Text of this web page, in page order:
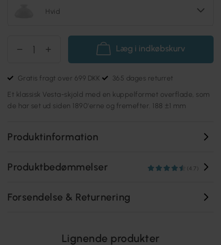
Hvid
Læg i indkøbskurv
Gratis fragt over 699 DKK 365 dages returret
Et klassisk Vesta-skjold med en kuppelformet overflade, som
de har set ud siden 1890'erne og fremefter. 188 ±1 mm
Produktinformation
Produktbedømmelser (4.7)
Forsendelse & Returnering
Lignende produkter